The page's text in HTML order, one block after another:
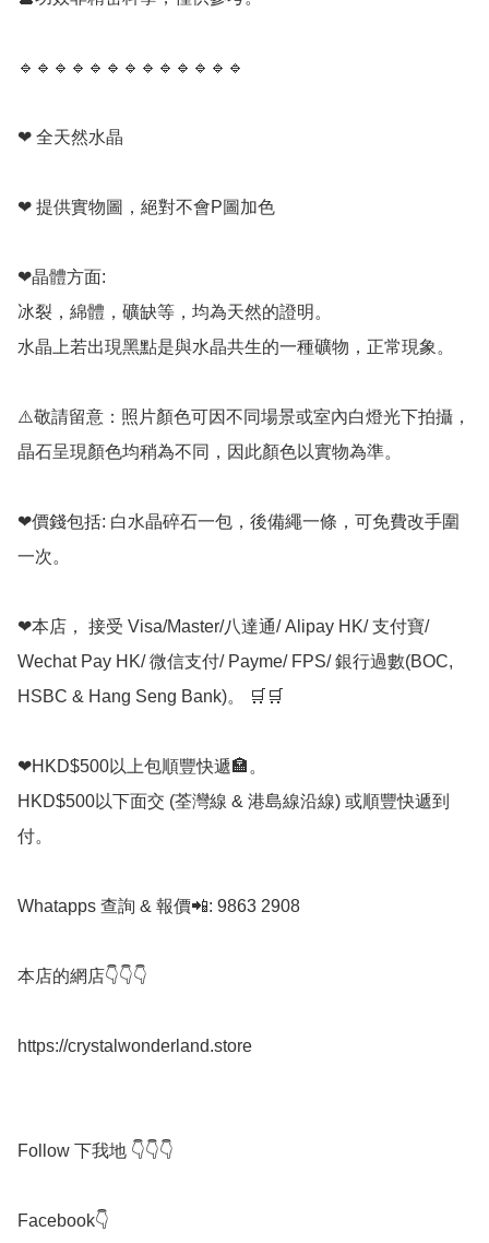
🔹️🔹️🔹️🔹️🔹️🔹️🔹️🔹️🔹️🔹️🔹️🔹️🔹️
❤ 全天然水晶
❤ 提供實物圖，絕對不會P圖加色
❤晶體方面:
冰裂，綿體，礦缺等，均為天然的證明。
水晶上若出現黑點是與水晶共生的一種礦物，正常現象。
⚠️敬請留意：照片顏色可因不同場景或室內白燈光下拍攝，
晶石呈現顏色均稍為不同，因此顏色以實物為準。
❤價錢包括: 白水晶碎石一包，後備繩一條，可免費改手圍
一次。
❤本店， 接受 Visa/Master/八達通/ Alipay HK/ 支付寶/
Wechat Pay HK/ 微信支付/ Payme/ FPS/ 銀行過數(BOC,
HSBC & Hang Seng Bank)。 🛒🛒
❤HKD$500以上包順豐快遞🏣。
HKD$500以下面交 (荃灣線 & 港島線沿線) 或順豐快遞到
付。
Whatapps 查詢 & 報價📲: 9863 2908
本店的網店👇👇👇
https://crystalwonderland.store
Follow 下我地 👇👇👇
Facebook👇